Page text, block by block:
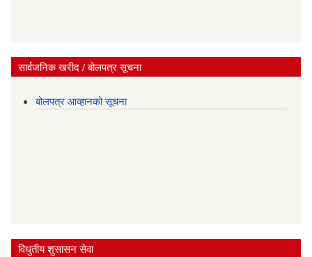
सार्वजनिक खरीद / बोलपत्र सूचना
बोलपत्र आव्हानको सूचना
विधुतीय शुसासन सेवा